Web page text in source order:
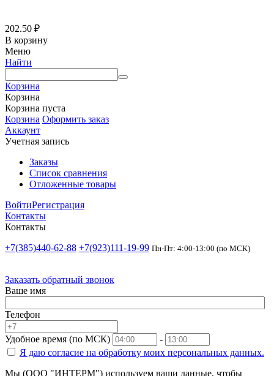
202.50 ₽
В корзину
Меню
Найти
Корзина
Корзина
Корзина пуста
Корзина Оформить заказ
Аккаунт
Учетная запись
Заказы
Список сравнения
Отложенные товары
ВойтиРегистрация
Контакты
Контакты
+7(385)440-62-88 +7(923)111-19-99 Пн-Пт: 4:00-13:00 (по МСК)
Заказать обратный звонок
Ваше имя
Телефон
Удобное время (по МСК)
-
Я даю согласие на обработку моих персональных данных.
Мы (ООО "ИНТЕРМ") используем ваши данные, чтобы